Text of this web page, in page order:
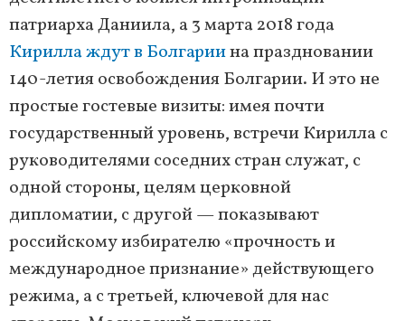
патриарха Даниила, а 3 марта 2018 года
Кирилла ждут в Болгариина праздновании
140-летия освобождения Болгарии. И это не
простые гостевые визиты: имея почти
государственный уровень, встречи Кирилла с
руководителями соседних стран служат, с
одной стороны, целям церковной
дипломатии, с другой — показывают
российскому избирателю «прочность и
международное признание» действующего
режима, а с третьей, ключевой для нас